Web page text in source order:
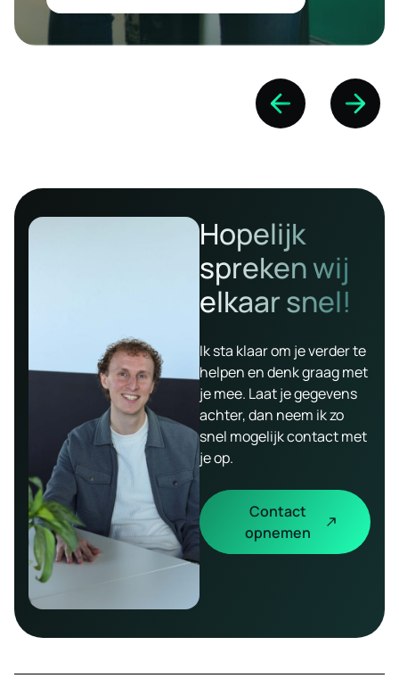
Hopelijk
spreken wij
elkaar snel!
Ik sta klaar om je verder te
helpen en denk graag met
je mee. Laat je gegevens
achter, dan neem ik zo
snel mogelijk contact met
je op.
Contact
opnemen